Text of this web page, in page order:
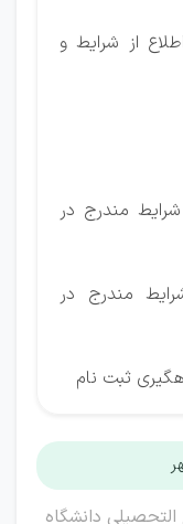
از شرایط و
مندرج در
مندرج در
ثبت نام
دانشگاه